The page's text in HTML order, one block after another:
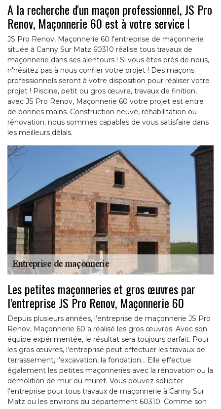
A la recherche d'un maçon professionnel, JS Pro
Renov, Maçonnerie 60 est à votre service !
JS Pro Renov, Maçonnerie 60 l'entreprise de maçonnerie
située à Canny Sur Matz 60310 réalise tous travaux de
maçonnerie dans ses alentours ! Si vous êtes près de nous,
n'hésitez pas à nous confier votre projet ! Des maçons
professionnels seront à votre disposition pour réaliser votre
projet ! Piscine, petit ou gros œuvre, travaux de finition,
avec JS Pro Renov, Maçonnerie 60 votre projet est entre
de bonnes mains. Construction neuve, réhabilitation ou
rénovation, nous sommes capables de vous satisfaire dans
les meilleurs délais.
Les petites maçonneries et gros œuvres par
l’entreprise JS Pro Renov, Maçonnerie 60
Depuis plusieurs années, l’entreprise de maçonnerie JS Pro
Renov, Maçonnerie 60 a réalisé les gros œuvres. Avec son
équipe expérimentée, le résultat sera toujours parfait. Pour
les gros œuvres, l’entreprise peut effectuer les travaux de
terrassement, l’excavation, la fondation… Elle effectue
également les petites maçonneries avec la rénovation ou la
démolition de mur ou muret. Vous pouvez solliciter
l’entreprise pour tous travaux de maçonnerie à Canny Sur
Matz ou les environs du département 60310. Comme son